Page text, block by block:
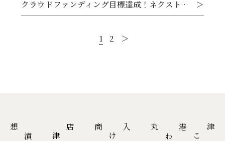
クラウドファンディング目標達成！ネクストゴールに向けて挑戦中です。
1 2 ＞